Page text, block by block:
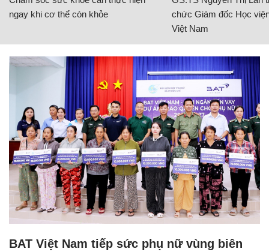
ngay khi cơ thể còn khỏe
chức Giám đốc Học
Việt Nam
BAT Việt Nam tiếp sức phụ nữ vùng biên